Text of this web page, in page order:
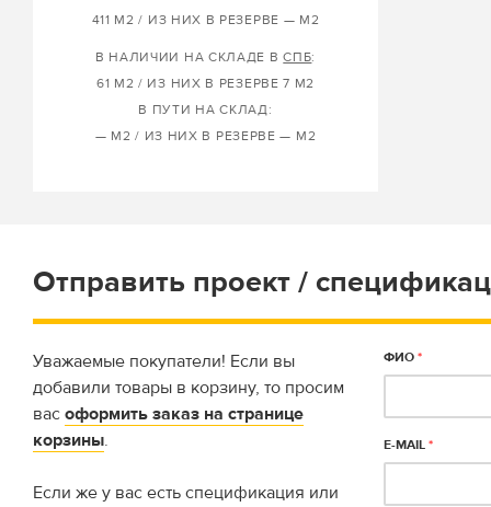
411 М2 / ИЗ НИХ В РЕЗЕРВЕ — М2
В НАЛИЧИИ НА СКЛАДЕ ВСПБ:
61 М2 / ИЗ НИХ В РЕЗЕРВЕ 7 М2
В ПУТИ НА СКЛАД:
— М2 / ИЗ НИХ В РЕЗЕРВЕ — М2
Отправить проект /
Уважаемые покупатели! Если вы
добавили товары в корзину, то просим
вас оформить заказ на странице
корзины.
Если же у вас есть спецификация или
ФИО *
E-MAIL *